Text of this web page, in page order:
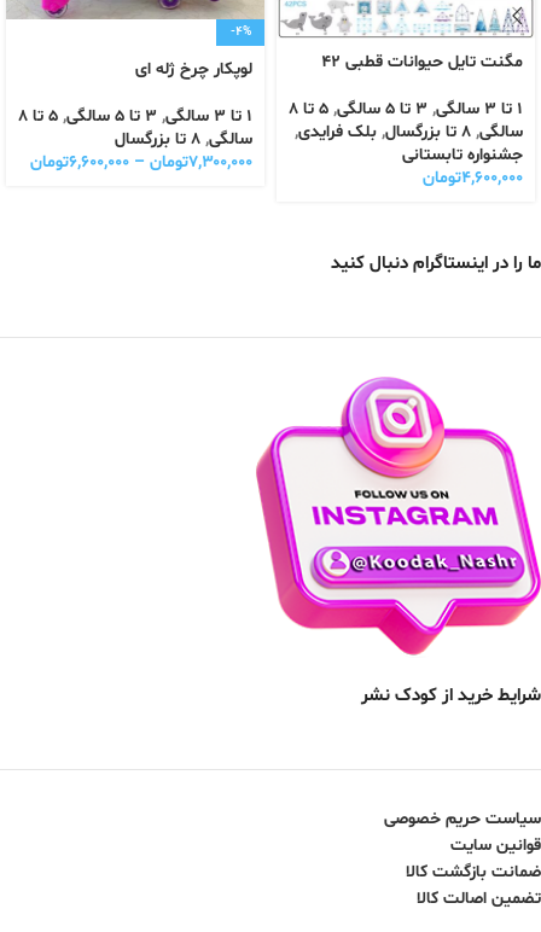
مگنت تایل حیوانات قطبی 42
1 تا 3 سالگی , 3 تا 5 سالگی ,
5 تا 8
سالگی, 8 تا بزرگسال , بلک فرایدی,
جشنواره تابستانی
۴,۶۰۰,۰۰۰تومان
-4%
لوپکار چرخ ژله ای
1 تا 3 سالگی , 3 تا 5 سالگی ,
5 تا 8
سالگی, 8 تا بزرگسال
۷,۳۰۰,۰۰۰تومان – ۶,۶۰۰,۰۰۰تومان
ما را در اینستاگرام دنبال کنید
شرایط خرید از کودک نشر
سیاست حریم خصوصی
قوانین سایت
ضمانت بازگشت کالا
تضمین اصالت کالا